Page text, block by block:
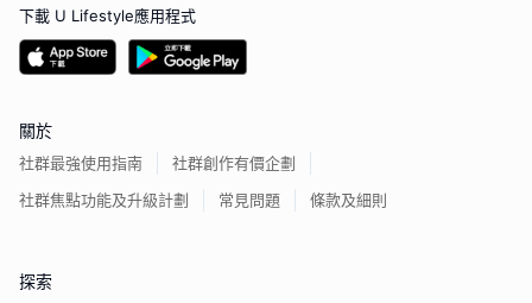
下載 U Lifestyle應用程式
關於
社群最強使用指南
社群創作有價企劃
社群焦點功能及升級計劃
常見問題 條款及細則
探索